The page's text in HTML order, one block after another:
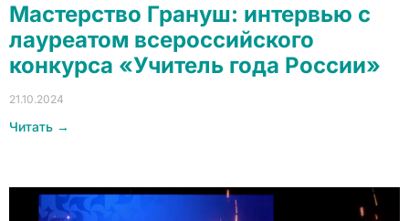
Мастерство Грануш: интервью с
лауреатом всероссийского
конкурса «Учитель года России»
21.10.2024
Читать →